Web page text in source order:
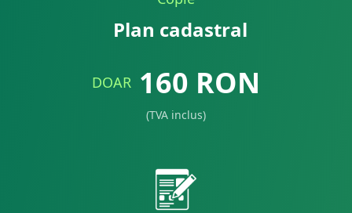
Plan cadastral
DOAR 160 RON
(TVA inclus)